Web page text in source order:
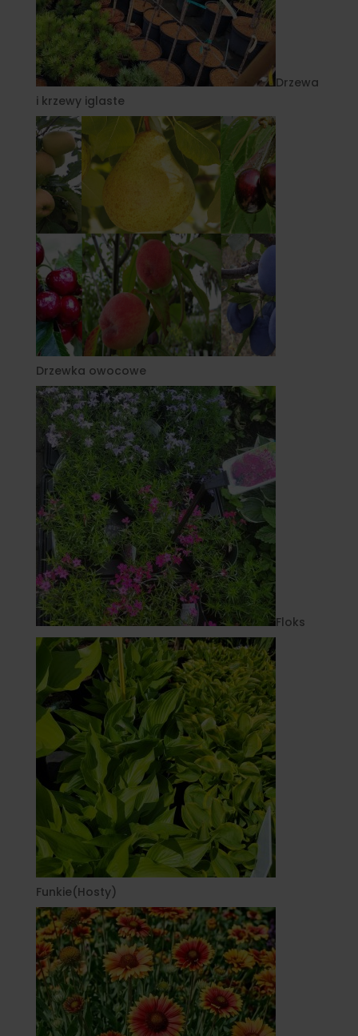
Drzewa
i krzewy iglaste
Drzewka owocowe
Floks
Funkie(Hosty)